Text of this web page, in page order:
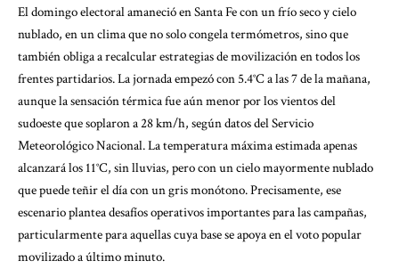
El domingo electoral amaneció en Santa Fe con un frío seco y cielo
nublado, en un clima que no solo congela termómetros, sino que
también obliga a recalcular estrategias de movilización en todos los
frentes partidarios. La jornada empezó con 5.4°C a las 7 de la mañana,
aunque la sensación térmica fue aún menor por los vientos del
sudoeste que soplaron a 28 km/h, según datos del Servicio
Meteorológico Nacional. La temperatura máxima estimada apenas
alcanzará los 11°C, sin lluvias, pero con un cielo mayormente nublado
que puede teñir el día con un gris monótono. Precisamente, ese
escenario plantea desafíos operativos importantes para las campañas,
particularmente para aquellas cuya base se apoya en el voto popular
movilizado a último minuto.